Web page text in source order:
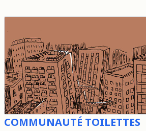
COMMUNAUTÉ TOILETTES